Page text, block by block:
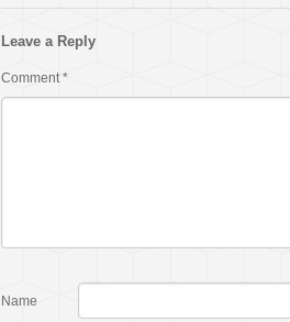
Leave a Reply
Comment *
Name